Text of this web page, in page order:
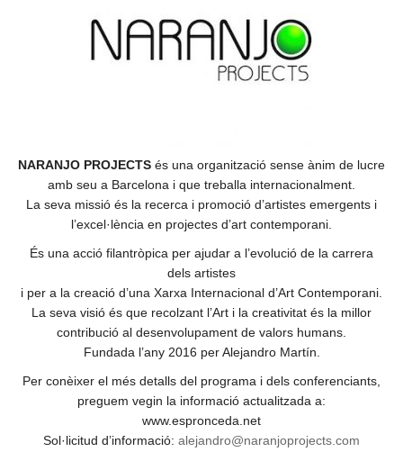
NARANJO PROJECTS és una organització sense ànim de lucre
amb seu a Barcelona i que treballa internacionalment.
La seva missió és la recerca i promoció d’artistes emergents i
l’excel·lència en projectes d’art contemporani.
És una acció filantròpica per ajudar a l’evolució de la carrera
dels artistes
i per a la creació d’una Xarxa Internacional d’Art Contemporani.
La seva visió és que recolzant l’Art i la creativitat és la millor
contribució al desenvolupament de valors humans.
Fundada l’any 2016 per Alejandro Martín.
Per conèixer el més detalls del programa i dels conferenciants,
preguem vegin la informació actualitzada a:
www.espronceda.net
Sol·licitud d’informació: alejandro@naranjoprojects.com